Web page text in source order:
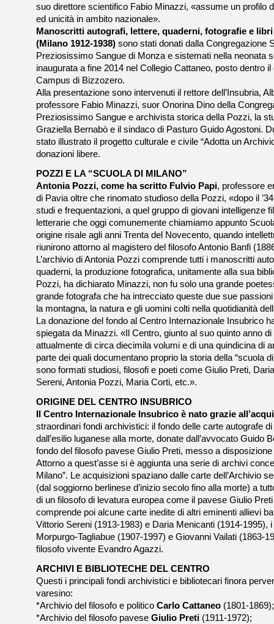
suo direttore scientifico Fabio Minazzi, «assume un profilo
ed unicità in ambito nazionale».
Manoscritti autografi, lettere, quaderni, fotografie e
(Milano 1912-1938) sono stati donati dalla Congregazione
Preziosissimo Sangue di Monza e sistemati nella neonata
inaugurata a fine 2014 nel Collegio Cattaneo, posto dentro
Campus di Bizzozero.
Alla presentazione sono intervenuti il rettore dell’Insubria,
professore Fabio Minazzi, suor Onorina Dino della
Preziosissimo Sangue e archivista storica della Pozzi, la
Graziella Bernabò e il sindaco di Pasturo Guido Agostoni.
stato illustrato il progetto culturale e civile “Adotta un
donazioni libere.
POZZI E LA “SCUOLA DI MILANO”
Antonia Pozzi, come ha scritto Fulvio Papi, professore
di Pavia oltre che rinomato studioso della Pozzi, «dopo il
studi e frequentazioni, a quel gruppo di giovani intelligenze
letterarie che oggi comunemente chiamiamo appunto
origine risale agli anni Trenta del Novecento, quando
riunirono attorno al magistero del filosofo Antonio Banfi
L’archivio di Antonia Pozzi comprende tutti i manoscritti
quaderni, la produzione fotografica, unitamente alla sua
Pozzi, ha dichiarato Minazzi, non fu solo una grande
grande fotografa che ha intrecciato queste due sue
la montagna, la natura e gli uomini colti nella quotidianità
La donazione del fondo al Centro Internazionale Insubrico
spiegata da Minazzi. «Il Centro, giunto al suo quinto anno
attualmente di circa diecimila volumi e di una quindicina di
parte dei quali documentano proprio la storia della “scuola
sono formati studiosi, filosofi e poeti come Giulio Preti,
Sereni, Antonia Pozzi, Maria Corti, etc.».
ORIGINE DEL CENTRO INSUBRICO
Il Centro Internazionale Insubrico è nato grazie
straordinari fondi archivistici: il fondo delle carte autografe
dall’esilio luganese alla morte, donate dall’avvocato Guido
fondo del filosofo pavese Giulio Preti, messo a
Attorno a quest’asse si è aggiunta una serie di archivi
Milano”. Le acquisizioni spaziano dalle carte dell’Archivio
(dal soggiorno berlinese d’inizio secolo fino alla morte) a
di un filosofo di levatura europea come il pavese Giulio Preti
comprende poi alcune carte inedite di altri eminenti allievi
Vittorio Sereni (1913-1983) e Daria Menicanti (1914-1995),
Morpurgo-Tagliabue (1907-1997) e Giovanni Vailati (1863-
filosofo vivente Evandro Agazzi.
ARCHIVI E BIBLIOTECHE DEL CENTRO
Questi i principali fondi archivistici e bibliotecari finora
varesino:
*Archivio del filosofo e politico Carlo Cattaneo (1801-1869);
*Archivio del filosofo pavese Giulio Preti (1911-1972);